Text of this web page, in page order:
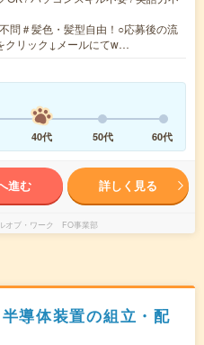
問＃髪色・髪型自由！○応募後の流
クリック↓メールにてw…
40代 50代 60代
進む 詳しく見る
オブ・ワーク FO事業部
導体装置の組立・配